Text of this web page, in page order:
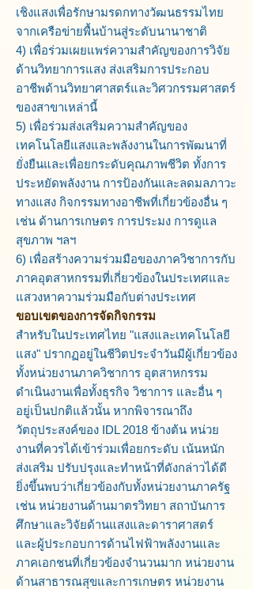
เชิงแสงเพื่อรักษามรดกทางวัฒนธรรมไทย
จากเครือข่ายพื้นบ้านสู่ระดับนานาชาติ
4) เพื่อร่วมเผยแพร่ความสำคัญของการวิจัย
ด้านวิทยาการแสง ส่งเสริมการประกอบ
อาชีพด้านวิทยาศาสตร์และวิศวกรรมศาสตร์
ของสาขาเหล่านี้
5) เพื่อร่วมส่งเสริมความสำคัญของ
เทคโนโลยีแสงและพลังงานในการพัฒนาที่
ยั่งยืนและเพื่อยกระดับคุณภาพชีวิต ทั้งการ
ประหยัดพลังงาน การป้องกันและลดมลภาวะ
ทางแสง กิจกรรมทางอาชีพที่เกี่ยวข้องอื่น ๆ
เช่น ด้านการเกษตร การประมง การดูแล
สุขภาพ ฯลฯ
6) เพื่อสร้างความร่วมมือของภาควิชาการกับ
ภาคอุตสาหกรรมที่เกี่ยวข้องในประเทศและ
แสวงหาความร่วมมือกับต่างประเทศ
ขอบเขตของการจัดกิจกรรม
สำหรับในประเทศไทย "แสงและเทคโนโลยี
แสง" ปรากฏอยู่ในชีวิตประจำวันมีผู้เกี่ยวข้อง
ทั้งหน่วยงานภาควิชาการ อุตสาหกรรม
ดำเนินงานเพื่อทั้งธุรกิจ วิชาการ และอื่น ๆ
อยู่เป็นปกติแล้วนั้น หากพิจารณาถึง
วัตถุประสงค์ของ IDL 2018 ข้างต้น หน่วย
งานที่ควรได้เข้าร่วมเพื่อยกระดับ เน้นหนัก
ส่งเสริม ปรับปรุงและทำหน้าที่ดังกล่าวได้ดี
ยิ่งขึ้นพบว่าเกี่ยวข้องกับทั้งหน่วยงานภาครัฐ
เช่น หน่วยงานด้านมาตรวิทยา สถาบันการ
ศึกษาและวิจัยด้านแสงและดาราศาสตร์
และผู้ประกอบการด้านไฟฟ้าพลังงานและ
ภาคเอกชนที่เกี่ยวข้องจำนวนมาก หน่วยงาน
ด้านสาธารณสุขและการเกษตร หน่วยงาน